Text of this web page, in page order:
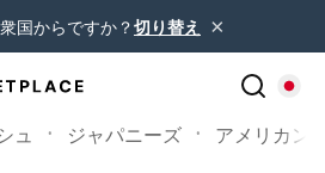
国からですか？切り替え ×
ュ ジャパニーズ アメリカン